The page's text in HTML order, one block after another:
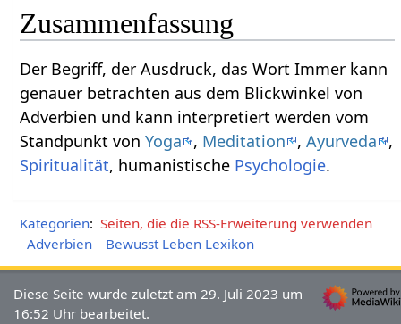
Zusammenfassung
Der Begriff, der Ausdruck, das Wort Immer‏‎ kann
genauer betrachten aus dem Blickwinkel von
Adverbien und kann interpretiert werden vom
Standpunkt vonYoga , Meditation ,Ayurveda
,
Spiritualität, humanistische Psychologie.
Kategorien: Seiten, die die RSS-Erweiterung verwenden
Adverbien
Bewusst Leben Lexikon
Diese Seite wurde zuletzt am 29. Juli 2023 um
16:52 Uhr bearbeitet.